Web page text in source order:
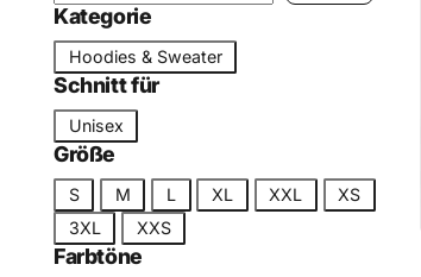
c
h
e
n
Kategorie
a
t
e
g
i
Hoodies & Sweater
Schnitt für
c
h
n
t
Unisex
Größe
r
ö
S M L XL XXL
XS
3XL
XXS
Farbtöne